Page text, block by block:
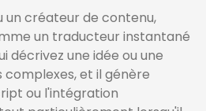
un créateur de contenu,
un traducteur instantané
décrivez une idée ou une
et il génère
ou l'intégration